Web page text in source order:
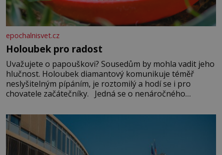
epochalnisvet.cz
Holoubek pro radost
Uvažujete o papouškovi? Sousedům by mohla vadit jeho
hlučnost. Holoubek diamantový komunikuje téměř
neslyšitelným pípáním, je roztomilý a hodí se i pro
chovatele začátečníky. Jedná se o nenáročného
času tráví na zemi, kde sbírá zbytky semínek Jeho
domovinou je prakticky celá Austrálie s výjimkou
pobřežní oblasti.